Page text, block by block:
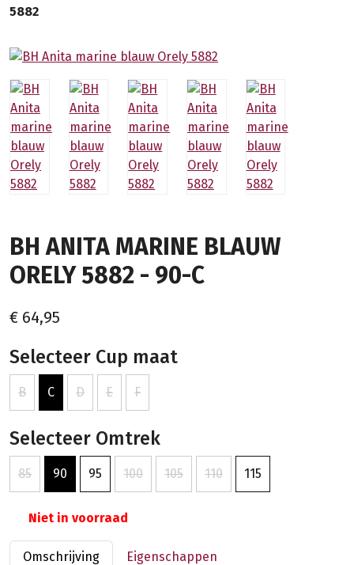
5882
BH ANITA MARINE BLAUW
ORELY 5882 - 90-C
€ 64,95
Selecteer Cup maat
B C D E F
Selecteer Omtrek
85 90 95 100 105 110 115
Niet in voorraad
Omschrijving Eigenschappen